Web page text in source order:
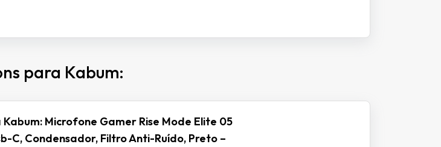
para Kabum:
Microfone Gamer Rise Mode Elite 05
C, Condensador, Filtro Anti-Ruído, Preto –